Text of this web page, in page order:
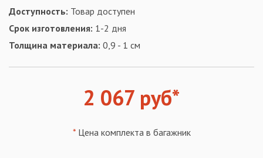
Доступность: Товар доступен
Срок изготовления: 1-2 дня
Толщина материала: 0,9 - 1 см
2 067 руб*
*Цена комплекта в багажник